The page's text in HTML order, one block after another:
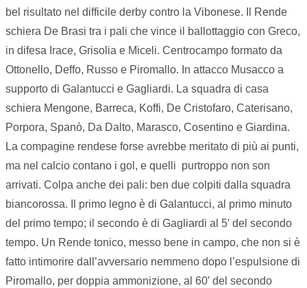
bel risultato nel difficile derby contro la Vibonese. Il Rende
schiera De Brasi tra i pali che vince il ballottaggio con Greco,
in difesa Irace, Grisolia e Miceli. Centrocampo formato da
Ottonello, Deffo, Russo e Piromallo. In attacco Musacco a
supporto di Galantucci e Gagliardi. La squadra di casa
schiera Mengone, Barreca, Koffi, De Cristofaro, Caterisano,
Porpora, Spanò, Da Dalto, Marasco, Cosentino e Giardina.
La compagine rendese forse avrebbe meritato di più ai punti,
ma nel calcio contano i gol, e quelli purtroppo non son
arrivati. Colpa anche dei pali: ben due colpiti dalla squadra
biancorossa. Il primo legno è di Galantucci, al primo minuto
del primo tempo; il secondo è di Gagliardi al 5′ del secondo
tempo. Un Rende tonico, messo bene in campo, che non si è
fatto intimorire dall’avversario nemmeno dopo l’espulsione di
Piromallo, per doppia ammonizione, al 60′ del secondo